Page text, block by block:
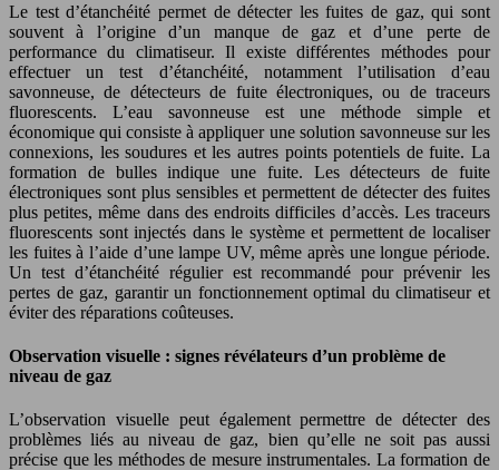
Le test d’étanchéité permet de détecter les fuites de gaz, qui sont
souvent à l’origine d’un manque de gaz et d’une perte de
performance du climatiseur. Il existe différentes méthodes pour
effectuer un test d’étanchéité, notamment l’utilisation d’eau
savonneuse, de détecteurs de fuite électroniques, ou de traceurs
fluorescents. L’eau savonneuse est une méthode simple et
économique qui consiste à appliquer une solution savonneuse sur les
connexions, les soudures et les autres points potentiels de fuite. La
formation de bulles indique une fuite. Les détecteurs de fuite
électroniques sont plus sensibles et permettent de détecter des fuites
plus petites, même dans des endroits difficiles d’accès. Les traceurs
fluorescents sont injectés dans le système et permettent de localiser
les fuites à l’aide d’une lampe UV, même après une longue période.
Un test d’étanchéité régulier est recommandé pour prévenir les
pertes de gaz, garantir un fonctionnement optimal du climatiseur et
éviter des réparations coûteuses.
Observation visuelle : signes révélateurs d’un problème de
niveau de gaz
L’observation visuelle peut également permettre de détecter des
problèmes liés au niveau de gaz, bien qu’elle ne soit pas aussi
précise que les méthodes de mesure instrumentales. La formation de